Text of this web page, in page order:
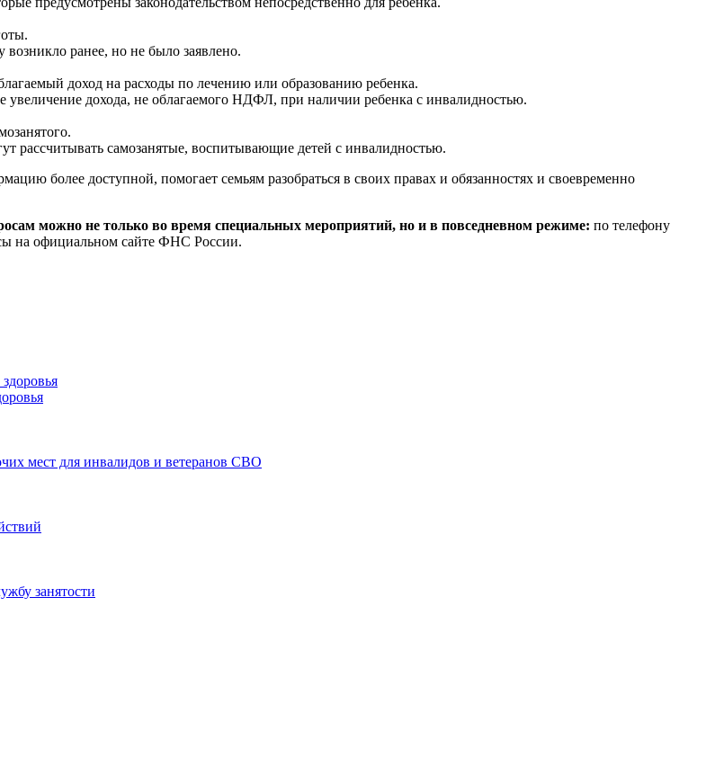
возникло ранее, но не было заявлено.
доход на расходы по лечению или образованию ребенка.
увеличение дохода, не облагаемого НДФЛ, при наличии ребенка с инвалидностью.
рассчитывать самозанятые, воспитывающие детей с инвалидностью.
более доступной, помогает семьям разобраться в своих правах и обязанностях и своевременно
можно не только во время специальных мероприятий, но и в повседневном режиме: по телефону
на официальном сайте ФНС России.
мест для инвалидов и ветеранов СВО
занятости